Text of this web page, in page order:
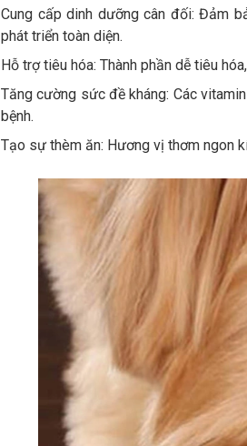
Cung cấp dinh dưỡng cân đối: Đảm
phát triển toàn diện.
Hỗ trợ tiêu hóa: Thành phần dễ tiêu
Tăng cường sức đề kháng: Các
bệnh.
Tạo sự thèm ăn: Hương vị thơm ngon